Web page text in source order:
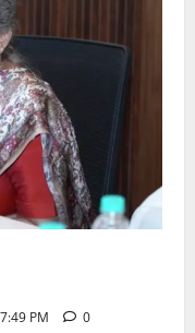
PM 0